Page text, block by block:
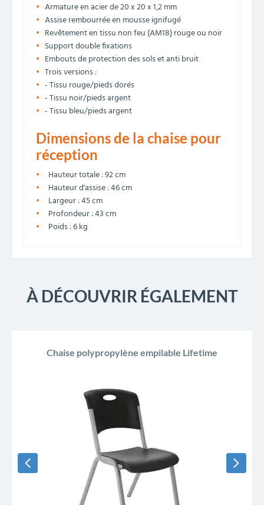
Armature en acier de 20 x 20 x 1,2 mm
Assise rembourrée en mousse ignifugé
Revêtement en tissu non feu (AM18) rouge ou noir
Support double fixations
Embouts de protection des sols et anti bruit
Trois versions :
- Tissu rouge/pieds dorés
- Tissu noir/pieds argent
- Tissu bleu/pieds argent
Dimensions de la chaise pour
réception
Hauteur totale : 92 cm
Hauteur d'assise : 46 cm
Largeur : 45 cm
Profondeur : 43 cm
Poids : 6 kg
À DÉCOUVRIR ÉGALEMENT
Chaise polypropylène empilable Lifetime